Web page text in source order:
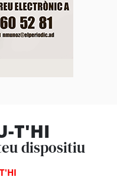
T'HI
dispositiu